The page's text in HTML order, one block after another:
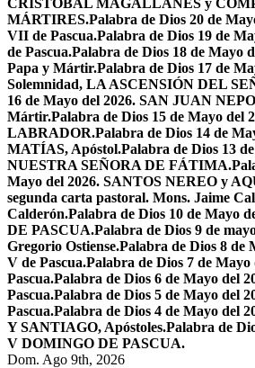
CRISTÓBAL MAGALLANES y
MÁRTIRES.Palabra de Dios 20 de
VII de Pascua.Palabra de Dios 19 de
de Pascua.Palabra de Dios 18 de Mayo
Papa y Mártir.Palabra de Dios 17 de
Solemnidad, LA ASCENSIÓN DEL
16 de Mayo del 2026. SAN JUAN
Mártir.Palabra de Dios 15 de Mayo del
LABRADOR.Palabra de Dios 14 de
MATÍAS, Apóstol.Palabra de Dios 13
NUESTRA SEÑORA DE FÁTIMA.
Mayo del 2026. SANTOS NEREO y
segunda carta pastoral. Mons. Jaime
Calderón.Palabra de Dios 10 de Mayo
DE PASCUA.Palabra de Dios 9 de
Gregorio Ostiense.Palabra de Dios 8 de
V de Pascua.Palabra de Dios 7 de Mayo
Pascua.Palabra de Dios 6 de Mayo del
Pascua.Palabra de Dios 5 de Mayo del
Pascua.Palabra de Dios 4 de Mayo del
Y SANTIAGO, Apóstoles.Palabra de
V DOMINGO DE PASCUA.
Dom. Ago 9th, 2026